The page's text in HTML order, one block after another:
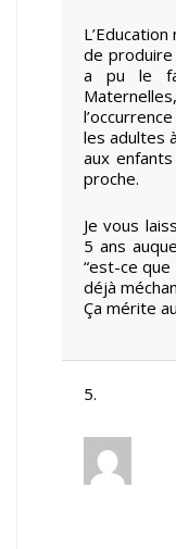
de produire
a pu le
les adultes
aux
proche.
Je vous
5 ans
“est-ce
déjà
Ça mérite